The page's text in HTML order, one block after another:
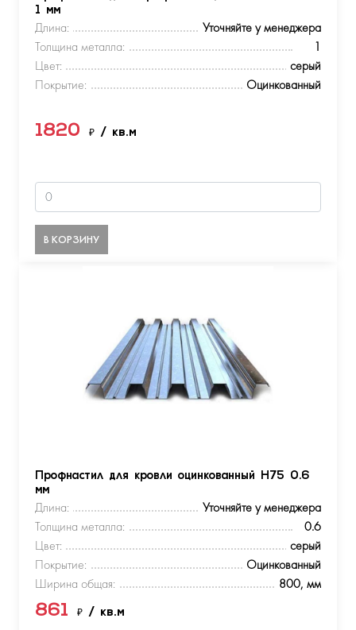
1 мм
Длина:
Уточняйте у менеджера
Толщина металла:
1
Цвет:
серый
Покрытие:
Оцинкованный
1820 ₽ / кв.м
В КОРЗИНУ
Профнастил для кровли оцинкованный Н75 0.6
мм
Длина:
Уточняйте у менеджера
Толщина металла:
0.6
Цвет:
серый
Покрытие:
Оцинкованный
Ширина общая:
800, мм
861 ₽ / кв.м